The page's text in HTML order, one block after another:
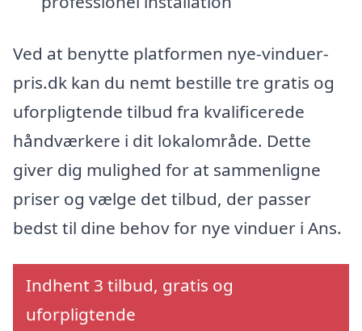
Ved at benytte platformen nye-vinduer-
pris.dk kan du nemt bestille tre gratis og
uforpligtende tilbud fra kvalificerede
håndværkere i dit lokalområde. Dette
giver dig mulighed for at sammenligne
priser og vælge det tilbud, der passer
bedst til dine behov for nye vinduer i Ans.
Indhent 3 tilbud, gratis og
uforpligtende